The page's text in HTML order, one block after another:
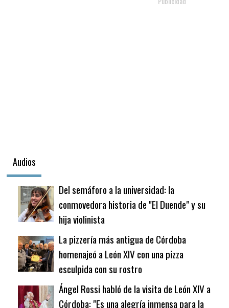
Audios
Del semáforo a la universidad: la
conmovedora historia de "El Duende" y su
hija violinista
La pizzería más antigua de Córdoba
homenajeó a León XIV con una pizza
esculpida con su rostro
Ángel Rossi habló de la visita de León XIV a
Córdoba: "Es una alegría inmensa para la